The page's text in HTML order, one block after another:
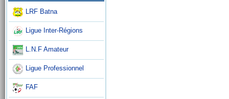
LRF Batna
Ligue Inter-Régions
L.N.F Amateur
Ligue Professionnel
FAF